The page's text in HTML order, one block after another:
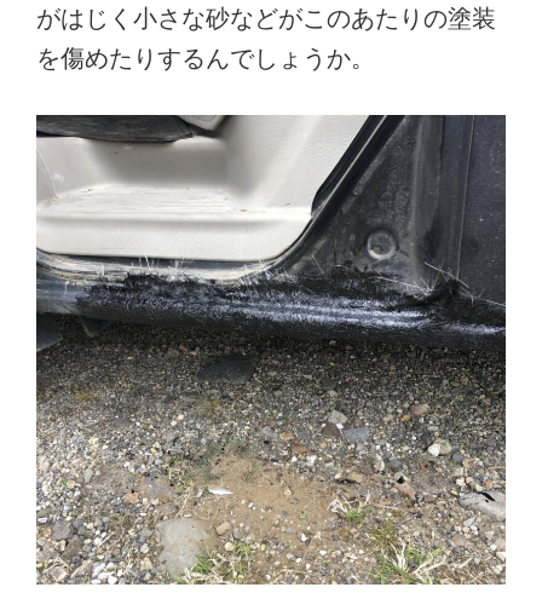
がはじく小さな砂などがこのあたりの塗装
を傷めたりするんでしょうか。